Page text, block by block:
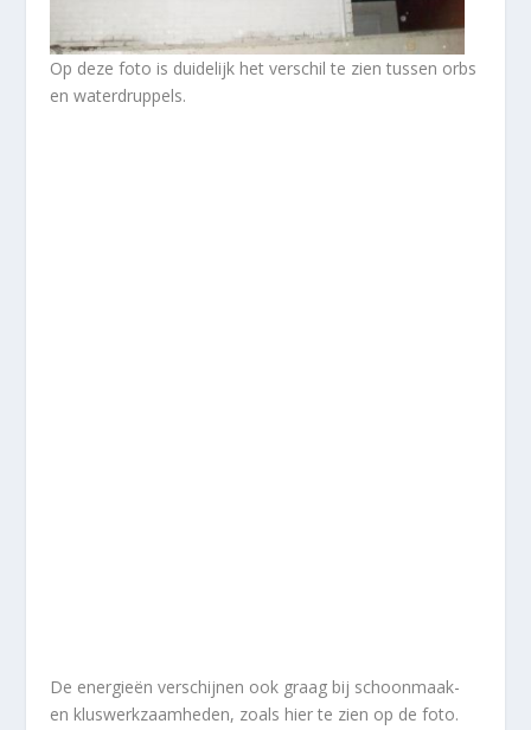
Op deze foto is duidelijk het verschil te zien tussen orbs
en waterdruppels.
De energieën verschijnen ook graag bij schoonmaak-
en kluswerkzaamheden, zoals hier te zien op de foto.